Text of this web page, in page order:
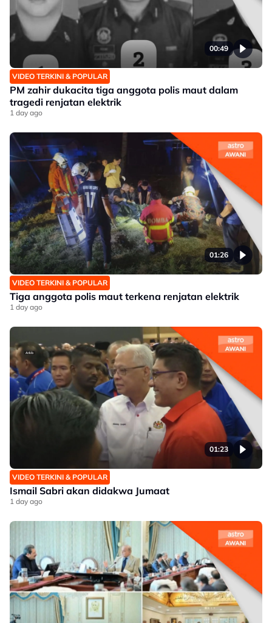
00:49
VIDEO TERKINI & POPULAR
PM zahir dukacita tiga anggota polis maut dalam
tragedi renjatan elektrik
1 day ago
01:26
VIDEO TERKINI & POPULAR
Tiga anggota polis maut terkena renjatan elektrik
1 day ago
01:23
VIDEO TERKINI & POPULAR
Ismail Sabri akan didakwa Jumaat
1 day ago